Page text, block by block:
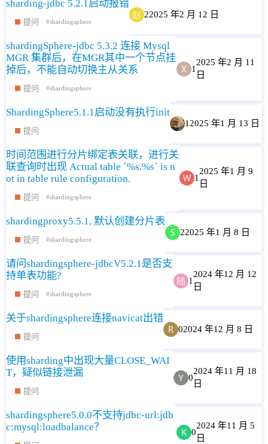
sharding-jdbc 5.2.1启动报错
提问 shardingsphere
22025 年2 月 12 日
shardingSphere-jdbc 5.3.2 连接 Mysql
MGR 集群后，在MGR其中一个节点挂
掉后，不能自动切换主从关系
提问 shardingsphere
1
2025 年2 月 11
日
ShardingSphere5.1.1启动没有执行init
提问
12025 年1 月 13 日
时间范围进行分片绑定表关联，进行关
联查询时出现 Actual table `%s.%s` is n
ot in table rule configuration.
提问 shardingsphere
1
2025 年1 月 9
日
shardingproxy5.5.1, 默认创建分片表
提问 shardingsphere
22025 年1 月 8 日
请问shardingsphere-jdbcV5.2.1是否支
持单表功能?
提问 shardingsphere
1
2024 年12 月 12
日
关于shardingsphere连接navicat出错
提问
02024 年12 月 8 日
使用sharding中出现大量CLOSE_WAI
T，疑似链接泄漏
提问
0
2024 年11 月 18
日
shardingsphere5.0.0不支持jdbc-url:jdb
c:mysql:loadbalance？
0
2024 年11 月 5
日